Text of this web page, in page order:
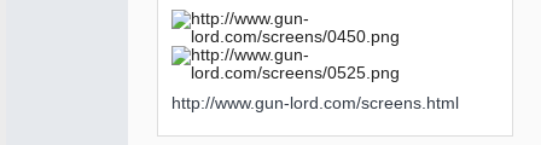
http://www.gun-lord.com/screens.html